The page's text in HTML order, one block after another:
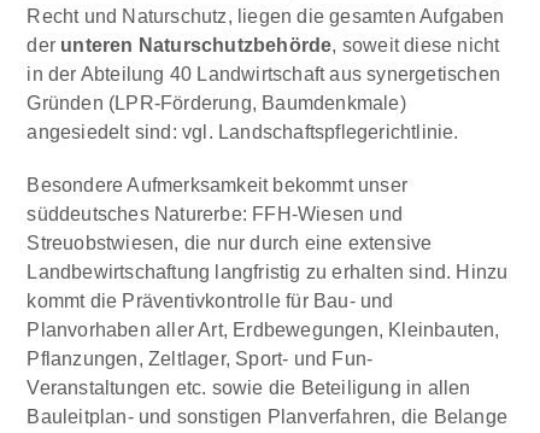
Recht und Naturschutz, liegen die gesamten Aufgaben
der unteren Naturschutzbehörde, soweit diese nicht
in der Abteilung 40 Landwirtschaft aus synergetischen
Gründen (LPR-Förderung, Baumdenkmale)
angesiedelt sind: vgl. Landschaftspflegerichtlinie.
Besondere Aufmerksamkeit bekommt unser
süddeutsches Naturerbe: FFH-Wiesen und
Streuobstwiesen, die nur durch eine extensive
Landbewirtschaftung langfristig zu erhalten sind. Hinzu
kommt die Präventivkontrolle für Bau- und
Planvorhaben aller Art, Erdbewegungen, Kleinbauten,
Pflanzungen, Zeltlager, Sport- und Fun-
Veranstaltungen etc. sowie die Beteiligung in allen
Bauleitplan- und sonstigen Planverfahren, die Belange